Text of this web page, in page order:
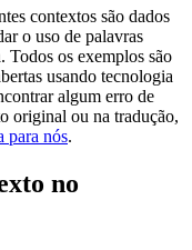
contextos são dados
o uso de palavras
Todos os exemplos são
usando tecnologia
algum erro de
original ou na tradução,
para nós.
no